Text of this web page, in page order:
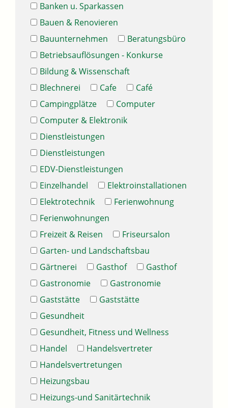
Banken u. Sparkassen
Bauen & Renovieren
Bauunternehmen
Beratungsbüro
Betriebsauflösungen - Konkurse
Bildung & Wissenschaft
Blechnerei
Cafe
Café
Campingplätze
Computer
Computer & Elektronik
Dienstleistungen
Dienstleistungen
EDV-Dienstleistungen
Einzelhandel
Elektroinstallationen
Elektrotechnik
Ferienwohnung
Ferienwohnungen
Freizeit & Reisen
Friseursalon
Garten- und Landschaftsbau
Gärtnerei
Gasthof
Gasthof
Gastronomie
Gastronomie
Gaststätte
Gaststätte
Gesundheit
Gesundheit, Fitness und Wellness
Handel
Handelsvertreter
Handelsvertretungen
Heizungsbau
Heizungs-und Sanitärtechnik